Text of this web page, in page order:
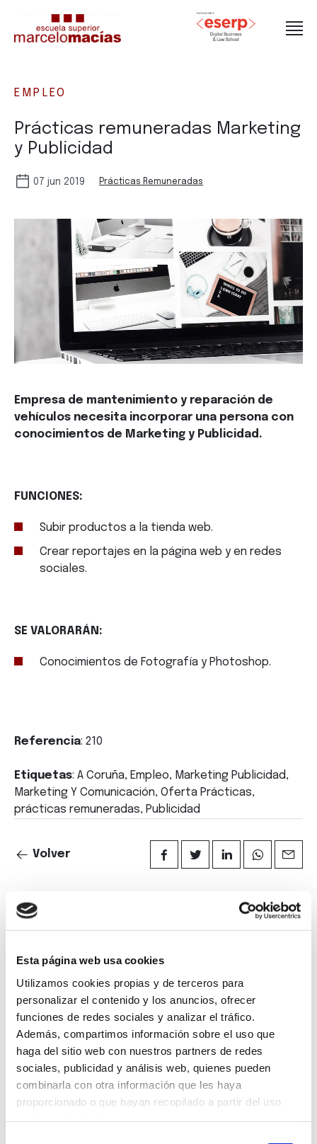
Esta página web usa cookies
Utilizamos cookies propias y de terceros para
personalizar el contenido y los anuncios, ofrecer
funciones de redes sociales y analizar el tráfico.
Además, compartimos información sobre el uso que
haga del sitio web con nuestros partners de redes
sociales, publicidad y análisis web, quienes pueden
combinarla con otra información que les haya
proporcionado o que hayan recopilado a partir del uso
EMPLEO
Prácticas remuneradas Marketing
y Publicidad
07 jun 2019 Prácticas Remuneradas
Empresa de mantenimiento y reparación de
vehículos necesita incorporar una persona con
conocimientos de Marketing y Publicidad.
FUNCIONES:
Subir productos a la tienda web.
Crear reportajes en la página web y en redes
sociales.
SE VALORARÁN:
Conocimientos de Fotografía y Photoshop.
Referencia: 210
Etiquetas: A Coruña, Empleo, Marketing Publicidad,
Marketing Y Comunicación, Oferta Prácticas,
prácticas remuneradas, Publicidad
Volver
Suscríbete a
nuestra
newsletter